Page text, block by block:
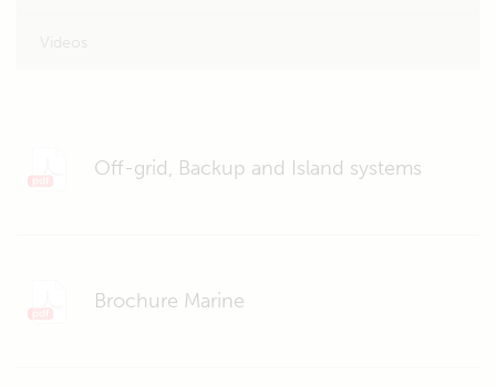
Off-grid, Backup and Island systems
Brochure Marine